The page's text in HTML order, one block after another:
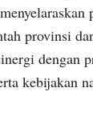
provinsi
dengan
kebijakan